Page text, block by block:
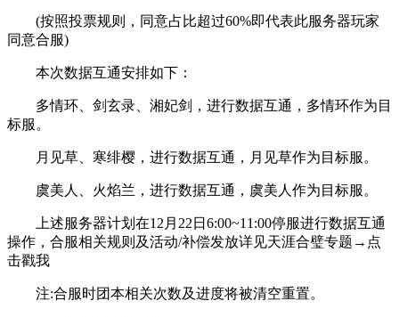
(按照投票规则，同意占比超过60%即代表此服务器玩家
同意合服)
本次数据互通安排如下：
多情环、剑玄录、湘妃剑，进行数据互通，多情环作为目
标服。
月见草、寒绯樱，进行数据互通，月见草作为目标服。
虞美人、火焰兰，进行数据互通，虞美人作为目标服。
上述服务器计划在12月22日6:00~11:00停服进行数据互通
操作，合服相关规则及活动/补偿发放详见天涯合璧专题→点
击戳我
注:合服时团本相关次数及进度将被清空重置。